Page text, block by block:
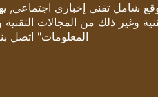
شامل تقني إخباري اجتماعي,
وغير ذلك من المجالات
المعلومات" اتصل